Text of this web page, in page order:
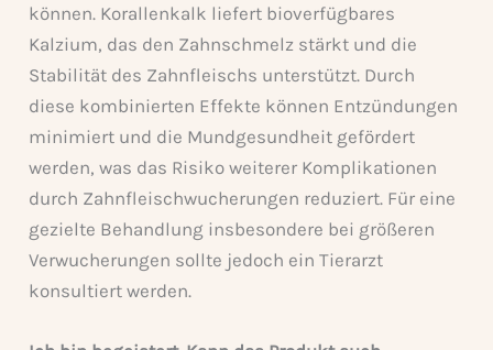
können. Korallenkalk liefert bioverfügbares
Kalzium, das den Zahnschmelz stärkt und die
Stabilität des Zahnfleischs unterstützt. Durch
diese kombinierten Effekte können Entzündungen
minimiert und die Mundgesundheit gefördert
werden, was das Risiko weiterer Komplikationen
durch Zahnfleischwucherungen reduziert. Für eine
gezielte Behandlung insbesondere bei größeren
Verwucherungen sollte jedoch ein Tierarzt
konsultiert werden.